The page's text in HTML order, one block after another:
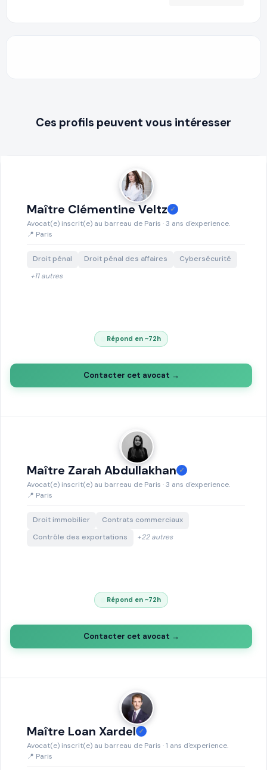
Ces profils peuvent vous intéresser
Maître Clémentine Veltz ✓
Avocat(e) inscrit(e) au barreau de Paris · 3 ans d'experience.
📍 Paris
Droit pénal Droit pénal des affaires
Cybersécurité
+11 autres
Répond en ~72h
Contacter cet avocat →
Maître Zarah Abdullakhan ✓
Avocat(e) inscrit(e) au barreau de Paris · 3 ans d'experience.
📍 Paris
Droit immobilier
Contrats commerciaux
Contrôle des exportations
+22 autres
Répond en ~72h
Contacter cet avocat →
Maître Loan Xardel ✓
Avocat(e) inscrit(e) au barreau de Paris · 1 ans d'experience.
📍 Paris